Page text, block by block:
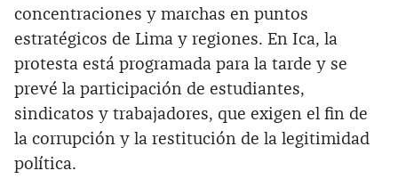
concentraciones y marchas en puntos
estratégicos de Lima y regiones. En Ica, la
protesta está programada para la tarde y se
prevé la participación de estudiantes,
sindicatos y trabajadores, que exigen el fin de
la corrupción y la restitución de la legitimidad
política.